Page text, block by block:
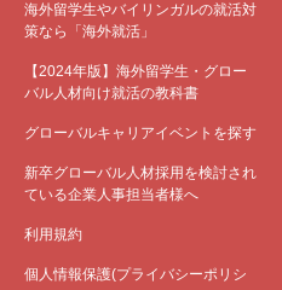
海外留学生やバイリンガルの就活対
策なら「海外就活」
【2024年版】海外留学生・グロー
バル人材向け就活の教科書
グローバルキャリアイベントを探す
新卒グローバル人材採用を検討され
ている企業人事担当者様へ
利用規約
個人情報保護(プライバシーポリシ